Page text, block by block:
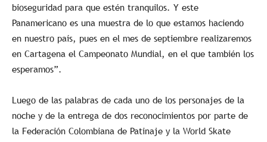
bioseguridad para que estén tranquilos. Y este
Panamericano es una muestra de lo que estamos haciendo
en nuestro país, pues en el mes de septiembre realizaremos
en Cartagena el Campeonato Mundial, en el que también los
esperamos”.
Luego de las palabras de cada uno de los personajes de la
noche y de la entrega de dos reconocimientos por parte de
la Federación Colombiana de Patinaje y la World Skate